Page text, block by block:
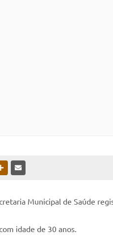
OUTRAS MÍDIAS
Municipal de Saúde
idade de 30 anos.